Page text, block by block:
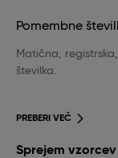
Pomembne
Matična,
številka.
PREBERI VEČ
Sprejem vzorcev